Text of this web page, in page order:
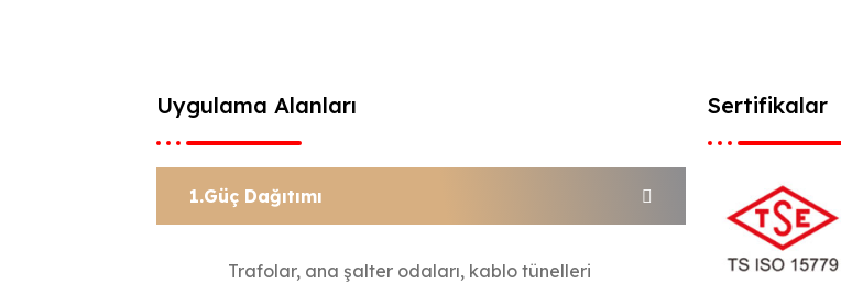
Uygulama Alanları
Güç Dağıtımı
Trafolar, ana şalter odaları, kablo tünelleri
Sertifikalar